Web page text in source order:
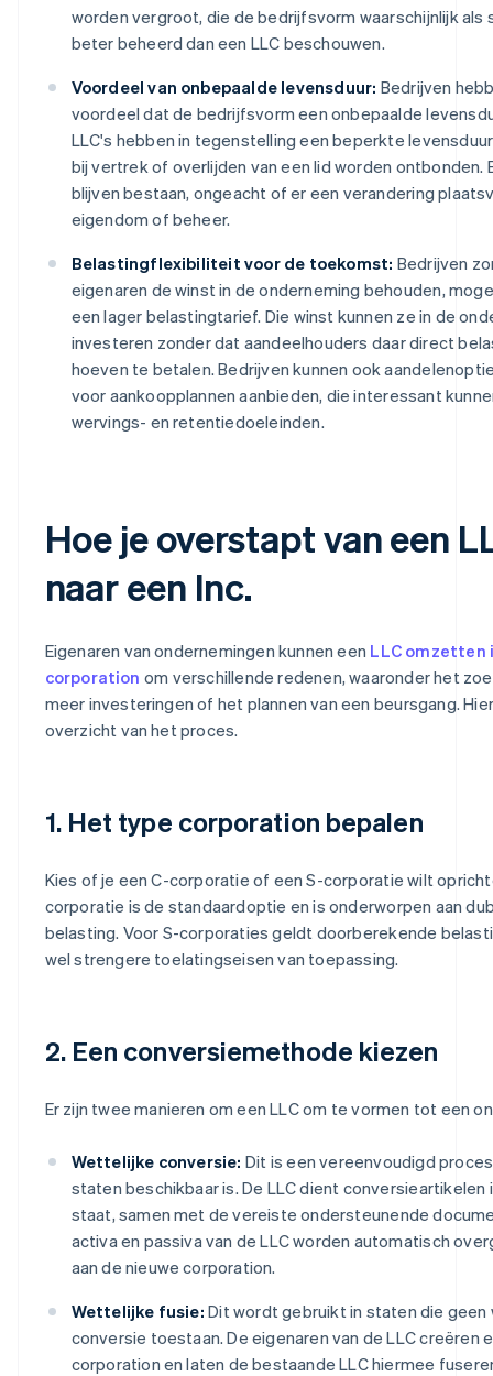
worden vergroot, die de bedrijfsvorm waarschijnlijk als
beter beheerd dan een LLC beschouwen.
Voordeel van onbepaalde levensduur: Bedrijven
voordeel dat de bedrijfsvorm een onbepaalde
LLC's hebben in tegenstelling een beperkte
bij vertrek of overlijden van een lid worden ontbonden.
blijven bestaan, ongeacht of er een verandering
eigendom of beheer.
Belastingflexibiliteit voor de toekomst: Bedrijven
eigenaren de winst in de onderneming behouden,
een lager belastingtarief. Die winst kunnen ze in de
investeren zonder dat aandeelhouders daar direct
hoeven te betalen. Bedrijven kunnen ook
voor aankoopplannen aanbieden, die interessant
wervings- en retentiedoeleinden.
Hoe je overstapt van een
naar een Inc.
Eigenaren van ondernemingen kunnen een LLC omzetten
corporation om verschillende redenen, waaronder het
meer investeringen of het plannen van een beursgang.
overzicht van het proces.
1. Het type corporation bepalen
Kies of je een C-corporatie of een S-corporatie wilt
corporatie is de standaardoptie en is onderworpen aan
belasting. Voor S-corporaties geldt doorberekende
wel strengere toelatingseisen van toepassing.
2. Een conversiemethode kiezen
Er zijn twee manieren om een LLC om te vormen tot een
Wettelijke conversie: Dit is een vereenvoudigd
staten beschikbaar is. De LLC dient conversieartikelen
staat, samen met de vereiste ondersteunende
activa en passiva van de LLC worden automatisch
aan de nieuwe corporation.
Wettelijke fusie: Dit wordt gebruikt in staten die
conversie toestaan. De eigenaren van de LLC creëren
corporation en laten de bestaande LLC hiermee